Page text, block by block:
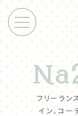
フリーラン
イン、コ